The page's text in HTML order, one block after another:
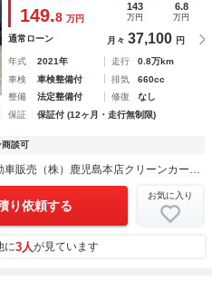
席シートヒーター ＥＴＣ
149.8 万円
143
万円
6.8
万円
通常ローン 月々 37,100 円
年式 2021年 走行
0.8万km
車検
車検整備付 排気
660cc
整備
法定整備付 修復
なし
保証
保証付 (12ヶ月・走行無制限)
商談可
鹿児島三菱自動車販売（株）鹿児島本店クリーンカー鹿児島
り依頼する
お気に入り
に3人が見ています